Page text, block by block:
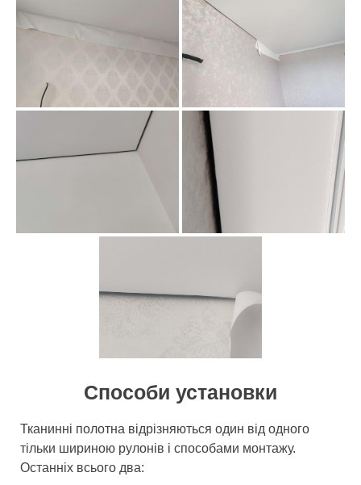
Способи установки
Тканинні полотна відрізняються один від одного
тільки шириною рулонів і способами монтажу.
Останніх всього два: